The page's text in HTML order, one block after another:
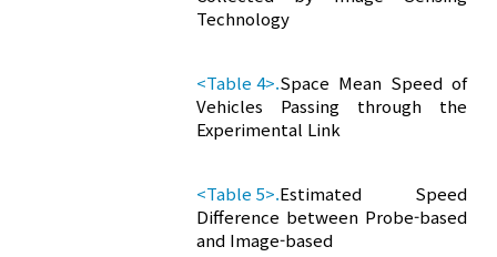
Technology
<Table 4>.Space Mean Speed of
Vehicles Passing through the
Experimental Link
<Table 5>.Estimated Speed
Difference between Probe-based
and Image-based